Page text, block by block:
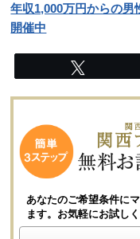
年収1,000万円からの
開催中
あなたのご希望条件に
ます。
お気軽にお試しく